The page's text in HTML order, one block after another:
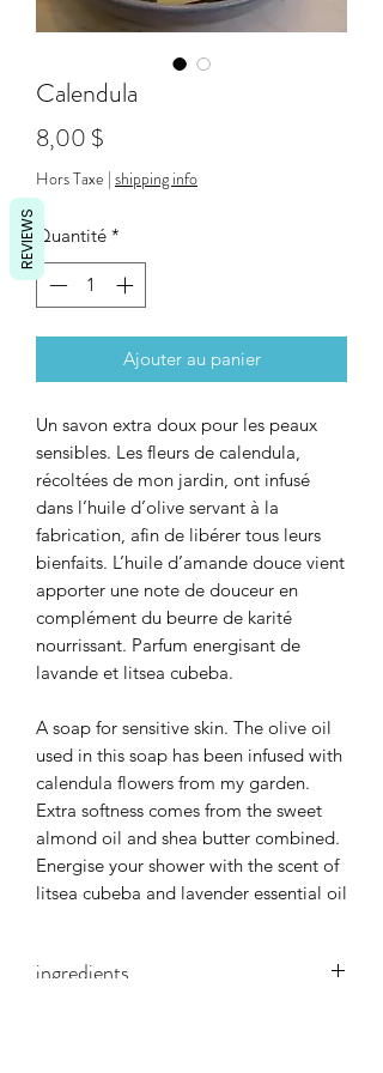
Calendula
8,00 $
Hors Taxe | shipping info
Quantité *
Ajouter au panier
Un savon extra doux pour les peaux
sensibles. Les fleurs de calendula,
récoltées de mon jardin, ont infusé
dans l’huile d’olive servant à la
fabrication, afin de libérer tous leurs
bienfaits. L’huile d’amande douce vient
apporter une note de douceur en
complément du beurre de karité
nourrissant. Parfum energisant de
lavande et litsea cubeba.
A soap for sensitive skin. The olive oil
used in this soap has been infused with
calendula flowers from my garden.
Extra softness comes from the sweet
almond oil and shea butter combined.
Energise your shower with the scent of
litsea cubeba and lavender essential oil
ingredients
REVIEWS